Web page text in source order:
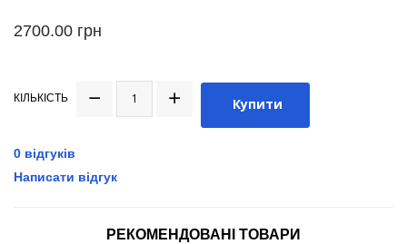
2700.00 грн
КІЛЬКІСТЬ Купити
0 відгуків
Написати відгук
РЕКОМЕНДОВАНІ ТОВАРИ